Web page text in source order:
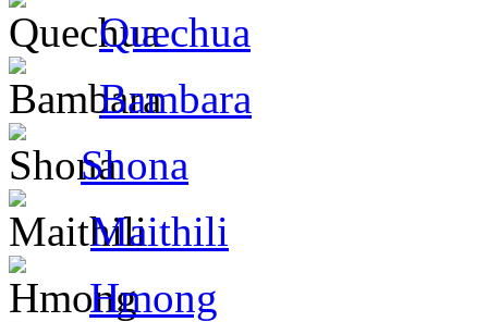
Quechua
Bambara
Shona
Maithili
Hmong